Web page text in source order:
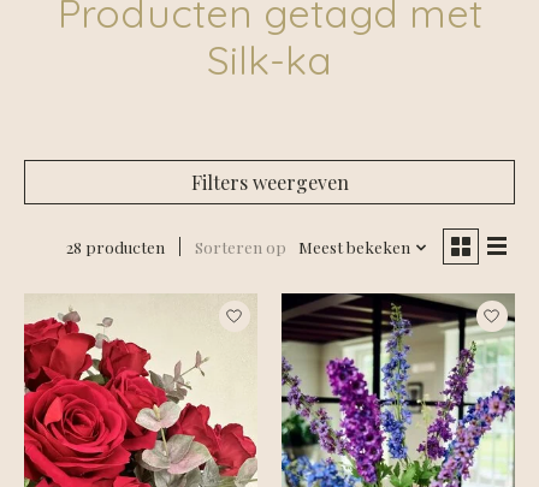
Producten getagd met
Silk-ka
Filters weergeven
28 producten Sorteren op Meest bekeken